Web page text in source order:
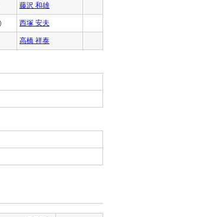
藤沢 和雄
西塚 安夫
高橋 祥泰